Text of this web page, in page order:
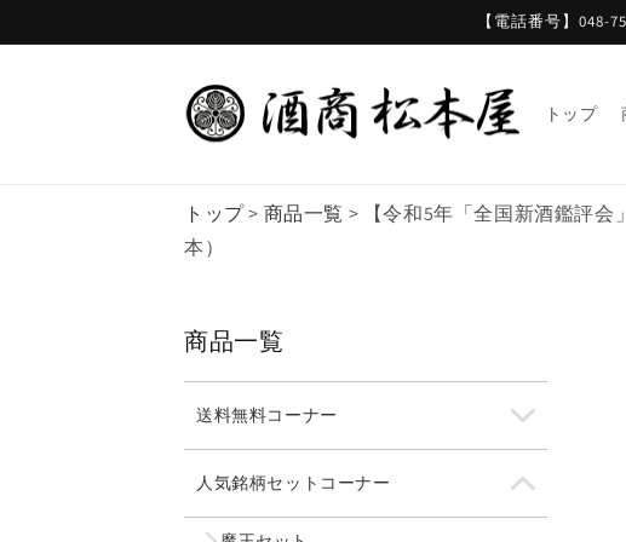
進む
【電話番号】
トップ
トップ> 商品一覧 >
【令和5年「全国新酒鑑評
本）
商品一覧
送料無料コーナー
人気銘柄セットコーナー